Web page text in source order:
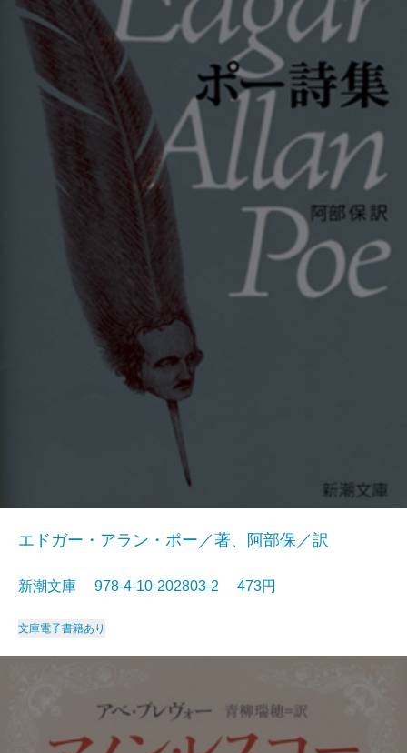
エドガー・アラン・ポー／著、阿部保／訳
新潮文庫 978-4-10-202803-2 473円
文庫電子書籍あり